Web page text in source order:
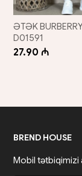
ƏTƏK
D01591
27.90 ₼
BREND HOUSE
Mobil tətbiqimizi